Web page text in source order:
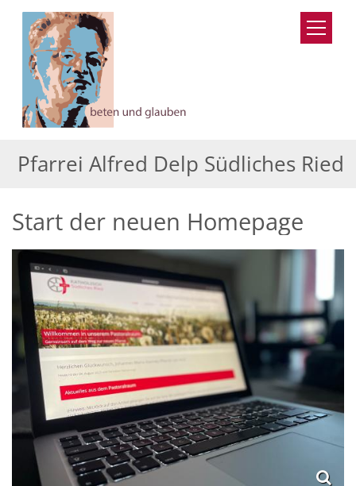
Zum Inhalt springen
Pfarrei Alfred Delp Südliches Ried
Start der neuen Homepage